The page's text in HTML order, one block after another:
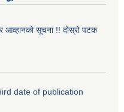
आव्हानको सूचना !! दोस्रो पटक
date of publication